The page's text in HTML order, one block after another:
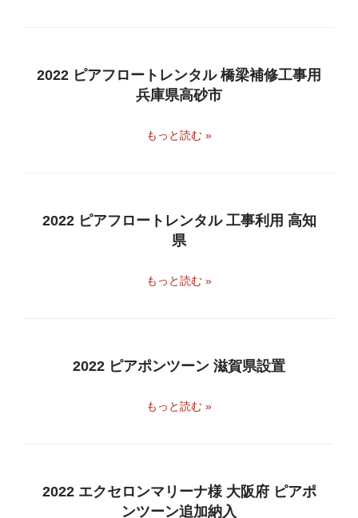
2022 ピアフロートレンタル 橋梁補修工事用
兵庫県高砂市
もっと読む »
2022 ピアフロートレンタル 工事利用 高知
県
もっと読む »
2022 ピアポンツーン 滋賀県設置
もっと読む »
2022 エクセロンマリーナ様 大阪府 ピアポ
ンツーン追加納入